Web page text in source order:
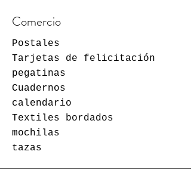
Comercio
Postales
Tarjetas de felicitación
pegatinas
Cuadernos
calendario
Textiles bordados
mochilas
tazas